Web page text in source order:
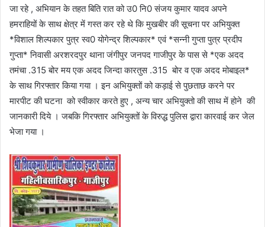
जा रहे , अभियान के तहत बिति रात को उ0 नि0 संजय कुमार यादव अपने
हमराहियों के साथ क्षेत्र में गस्त कर रहे थे कि मुखबीर की सूचना पर अभियुक्त
*विशाल शिल्पकार पुत्र स्व0 योगेन्द्र शिल्पकार* एवं *सन्नी गुप्ता पुत्र प्रदीप
गुप्ता* निवासी अरशरदपुर थाना जंगीपुर जनपद गाजीपुर के पास से *एक अदद
तमंचा .315 बोर मय एक अदद जिन्दा कारतुस .315 बोर व एक अदद मोबाइल*
के साथ गिरफ्तार किया गया । इन अभियुक्तों को कड़ाई से पुछताछ करने पर
मारपीट की घटना को स्वीकार करते हुए , अन्य चार अभियुक्तो की साथ में होने की
जानकारी दिये । जबकि गिरफ्तार अभियुक्तों के विरुद्ध पुलिस द्वारा कारवाई कर जेल
भेजा गया ।